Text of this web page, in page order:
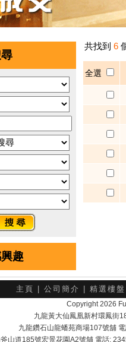
趣
共找到 6
全選
主頁 公司簡介 精選樓盤
Copyright 2026
九龍黃大仙鳳凰新村環鳳街
九龍鑽石山龍蟠苑商場107號舖
山道185號宏景花園A2號舖 電話: